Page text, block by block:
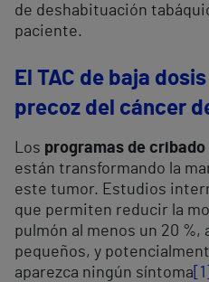
de deshabituación
paciente.
El TAC de baja
precoz del cáncer
Los programas de cribado
están transformando la
este tumor. Estudios
que permiten reducir la
pulmón al menos un 20
pequeños, y
aparezca ningún síntoma [1]